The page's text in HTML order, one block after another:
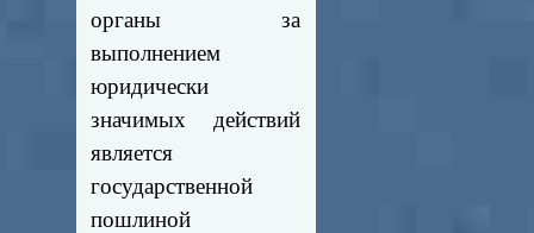
органы за
выполнением
юридически
значимых действий
является
государственной
пошлиной